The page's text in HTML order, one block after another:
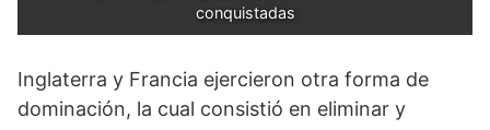
conquistadas
Inglaterra y Francia ejercieron otra forma de
dominación, la cual consistió en eliminar y